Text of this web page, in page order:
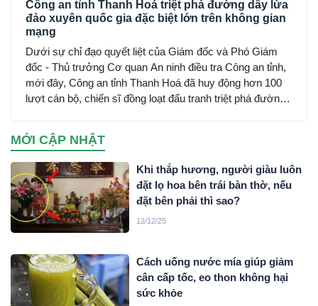
Công an tỉnh Thanh Hoá triệt phá đường dây lừa
đảo xuyên quốc gia đặc biệt lớn trên không gian
mạng
Dưới sự chỉ đạo quyết liệt của Giám đốc và Phó Giám
đốc - Thủ trưởng Cơ quan An ninh điều tra Công an tỉnh,
mới đây, Công an tỉnh Thanh Hoá đã huy động hơn 100
lượt cán bộ, chiến sĩ đồng loạt đấu tranh triệt phá đường
xuyên quốc gia do đối tượng Mai Văn Tới, sinh năm 2001
trú tại xã Nga Sơn, tỉnh Thanh Hoá cầm đầu…
MỚI CẬP NHẬT
Khi thắp hương, người giàu luôn
đặt lọ hoa bên trái bàn thờ, nếu
đặt bên phải thì sao?
12/12/25
Cách uống nước mía giúp giảm
cân cấp tốc, eo thon không hại
sức khỏe